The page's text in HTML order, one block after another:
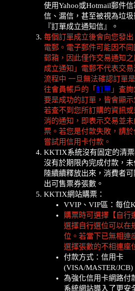
使用Yahoo或Hotmail郵件
信、漏信，甚至被視為垃圾
『訂單成立通知信』。
每個訂單成立後會向您發出
電郵。電子郵件可能因不
郵箱，因此僅作交易通知
成立通知」電郵不代表交
流程中 一旦無法確認訂單
往會員帳戶的「 訂單 」查
要是成功的訂單，皆會顯示
若查不到您所訂購的資訊
消的通知，即表示交易並
票。若您是付款失敗，請
嘗試用信用卡付款。
KKTIX系統沒有固定的清
沒有於期限內完成付款，
陸續續釋放出來，消費者
出可售票券張數。
KKTIX網站購票：
VVIP、VIP區： 每位
購票時可選擇【自行
選擇自行選位可以在
位。若當下已無相連
選擇張數的不相連座
付款方式：信用卡
(VISA/MASTER/
為強化信用卡網路付
系統網站導入了更安